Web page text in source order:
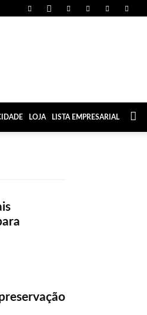
LOJA LISTA EMPRESARIAL